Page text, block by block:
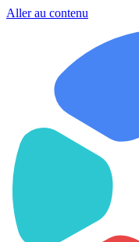
Aller au contenu